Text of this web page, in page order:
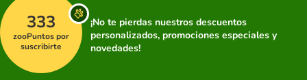
333
zooPuntos por
suscribirte
¡No te pierdas nuestros descuentos
personalizados, promociones especiales y
novedades!